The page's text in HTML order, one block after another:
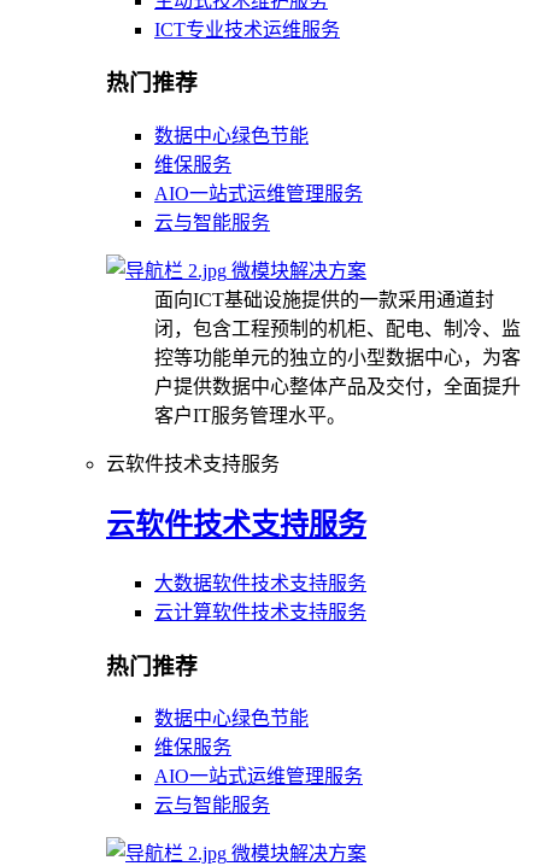
ICT专业技术运维服务
热门推荐
数据中心绿色节能
维保服务
AIO一站式运维管理服务
云与智能服务
微模块解决方案
面向ICT基础设施提供的一款采用通道封
闭，包含工程预制的机柜、配电、制冷、监
控等功能单元的独立的小型数据中心，为客
户提供数据中心整体产品及交付，全面提升
客户IT服务管理水平。
云软件技术支持服务
云软件技术支持服务
大数据软件技术支持服务
云计算软件技术支持服务
热门推荐
数据中心绿色节能
维保服务
AIO一站式运维管理服务
云与智能服务
微模块解决方案